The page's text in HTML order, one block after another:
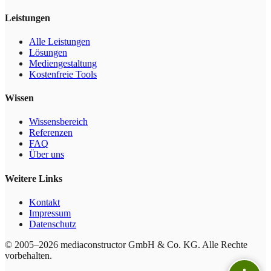
Leistungen
Alle Leistungen
Lösungen
Mediengestaltung
Kostenfreie Tools
Wissen
Wissensbereich
Referenzen
FAQ
Über uns
Weitere Links
Kontakt
Impressum
Datenschutz
© 2005–2026 mediaconstructor GmbH & Co. KG. Alle Rechte
vorbehalten.